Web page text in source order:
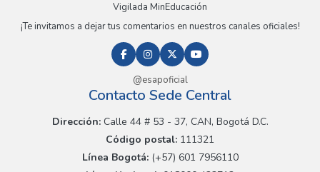
Vigilada MinEducación
¡Te invitamos a dejar tus comentarios en nuestros canales oficiales!
@esapoficial
Contacto Sede Central
Dirección:Calle 44 # 53 - 37, CAN, Bogotá D.C.
Código postal: 111321
Línea Bogotá:(+57) 601 7956110